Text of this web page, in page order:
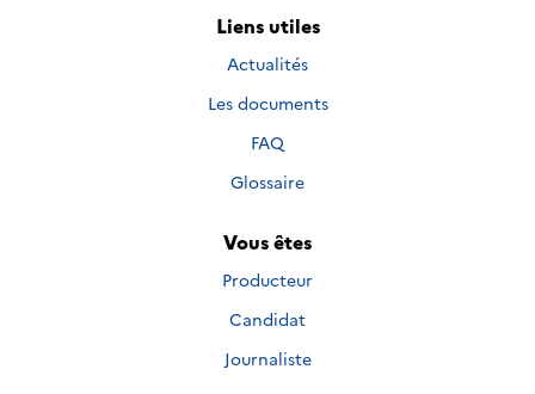
Liens utiles
Actualités
Les documents
FAQ
Glossaire
Vous êtes
Producteur
Candidat
Journaliste